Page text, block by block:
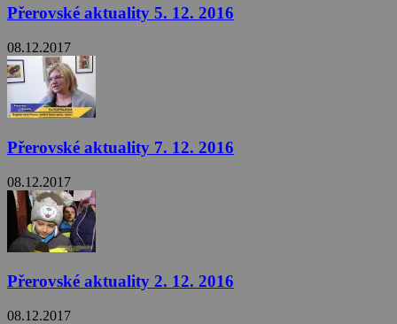
Přerovské aktuality 5. 12. 2016
08.12.2017
Přerovské aktuality 7. 12. 2016
08.12.2017
Přerovské aktuality 2. 12. 2016
08.12.2017